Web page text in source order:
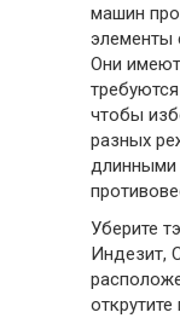
машин
элементы
Они
чтобы
разных
длинными
Уберите
Индезит,